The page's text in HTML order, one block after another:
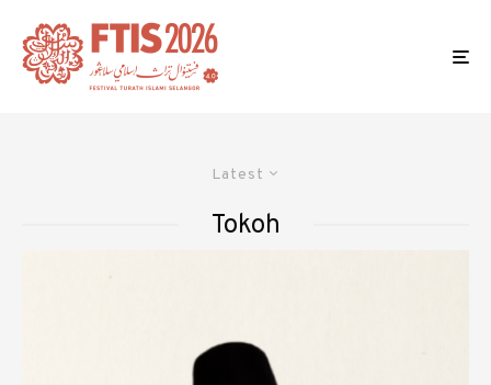
Latest
Tokoh